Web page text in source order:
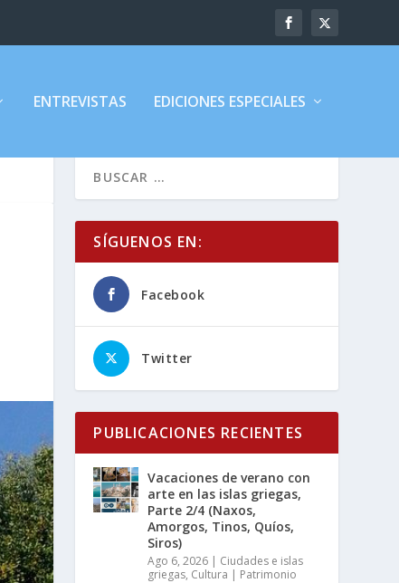
ENTREVISTAS EDICIONES ESPECIALES
SÍGUENOS EN:
Facebook
Twitter
PUBLICACIONES RECIENTES
Vacaciones de verano con
arte en las islas griegas,
Parte 2/4 (Naxos,
Amorgos, Tinos, Quíos,
Siros)
Ago 6, 2026 | Ciudades e islas
griegas, Cultura | Patrimonio